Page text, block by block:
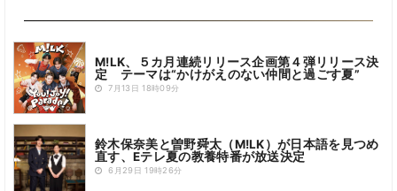
M!LK、５カ月連続リリース企画第４弾リリース決
定 テーマは“かけがえのない仲間と過ごす夏”
7月13日 18時09分
鈴木保奈美と曽野舜太（M!LK）が日本語を見つめ
直す、Eテレ夏の教養特番が放送決定
6月29日 19時26分